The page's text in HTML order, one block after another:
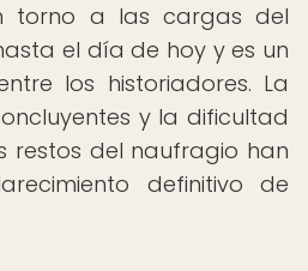
torno a las cargas del
el día de hoy y es un
los historiadores. La
y la dificultad
restos del naufragio han
definitivo de